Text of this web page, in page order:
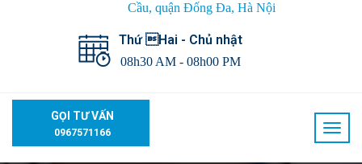
Cầu, quận Đống Đa, Hà Nội
Thứ Hai - Chủ nhật
08h30 AM - 08h00 PM
GỌI TƯ VẤN
0967571166